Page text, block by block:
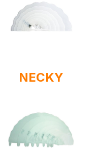
NECKY